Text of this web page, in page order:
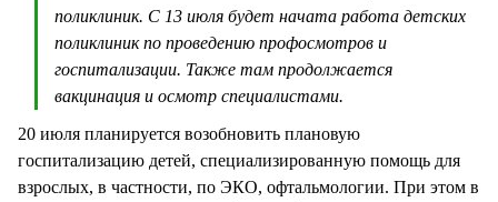
поликлиник. С 13 июля будет начата работа детских
поликлиник по проведению профосмотров и
госпитализации. Также там продолжается
вакцинация и осмотр специалистами.
20 июля планируется возобновить плановую
госпитализацию детей, специализированную помощь для
взрослых, в частности, по ЭКО, офтальмологии. При этом в